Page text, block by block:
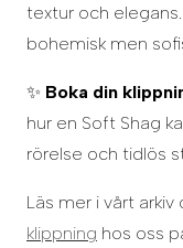
textur och
bohemisk men
✨ Boka din
hur en Soft Shag
rörelse och tidlös
Läs mer i vårt arkiv
klippning hos oss